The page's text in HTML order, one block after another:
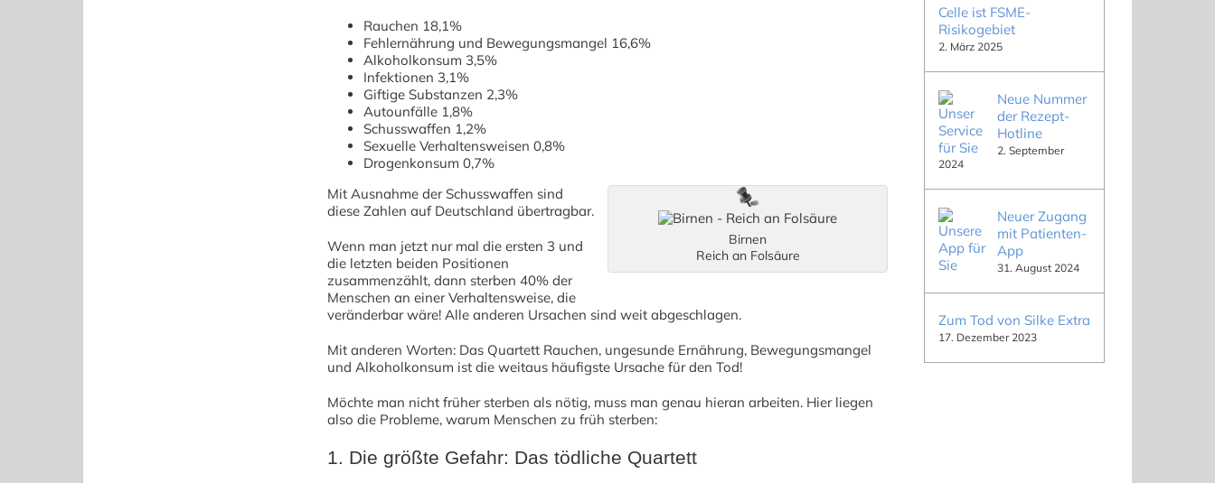
Rauchen 18,1%
Fehlernährung und Bewegungsmangel 16,6%
Alkoholkonsum 3,5%
Infektionen 3,1%
Giftige Substanzen 2,3%
Autounfälle 1,8%
Schusswaffen 1,2%
Sexuelle Verhaltensweisen 0,8%
Drogenkonsum 0,7%
Birnen
Reich an Folsäure
Mit Ausnahme der Schusswaffen sind
diese Zahlen auf Deutschland übertragbar.
Wenn man jetzt nur mal die ersten 3 und
die letzten beiden Positionen
zusammenzählt, dann sterben 40% der
Menschen an einer Verhaltensweise, die
veränderbar wäre! Alle anderen Ursachen sind weit abgeschlagen.
Mit anderen Worten: Das Quartett Rauchen, ungesunde Ernährung, Bewegungsmangel
und Alkoholkonsum ist die weitaus häufigste Ursache für den Tod!
Möchte man nicht früher sterben als nötig, muss man genau hieran arbeiten. Hier liegen
also die Probleme, warum Menschen zu früh sterben:
1. Die größte Gefahr: Das tödliche Quartett
Celle ist FSME-
Risikogebiet
2. März 2025
Neue Nummer
der Rezept-
Hotline
2. September
2024
Neuer Zugang
mit Patienten-
App
31. August 2024
Zum Tod von Silke Extra
17. Dezember 2023